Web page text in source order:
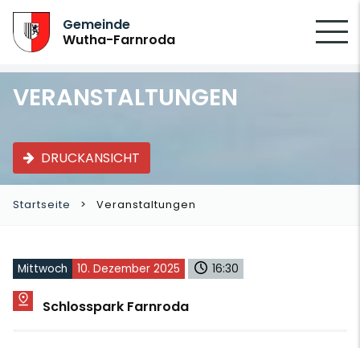
Gemeinde
Wutha-Farnroda
VERANSTALTUNGEN
DRUCKANSICHT
Startseite Veranstaltungen
Mittwoch 10. Dezember 2025 16:30
Schlosspark Farnroda